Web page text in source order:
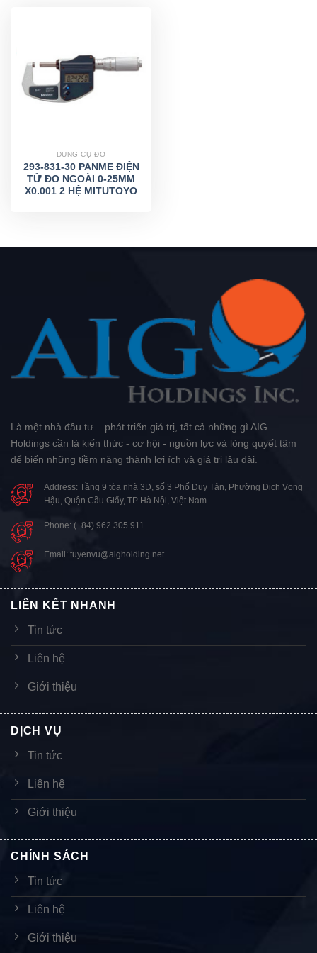
DỤNG CỤ ĐO
293-831-30 PANME ĐIỆN
TỬ ĐO NGOÀI 0-25MM
X0.001 2 HỆ MITUTOYO
Là một nhà đầu tư – phát triển giá trị, tất cả những gì AIG
Holdings cần là kiến thức - cơ hội - nguồn lực và lòng quyết tâm
để biến những tiềm năng thành lợi ích và giá trị lâu dài.
Address: Tầng 9 tòa nhà 3D, số 3 Phố Duy Tân, Phường Dịch Vọng
Hậu, Quận Cầu Giấy, TP Hà Nội, Việt Nam
Phone: (+84) 962 305 911
Email: tuyenvu@aigholding.net
LIÊN KẾT NHANH
Tin tức
Liên hệ
Giới thiệu
DỊCH VỤ
Tin tức
Liên hệ
Giới thiệu
CHÍNH SÁCH
Tin tức
Liên hệ
Giới thiệu